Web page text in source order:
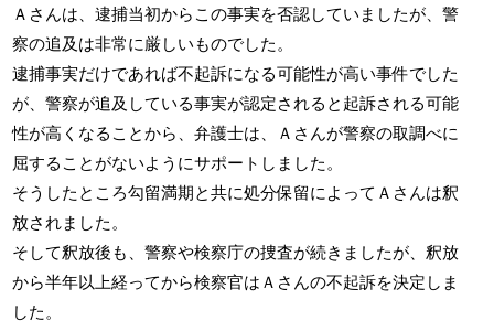
Ａさんは、逮捕当初からこの事実を否認していましたが、警
察の追及は非常に厳しいものでした。
逮捕事実だけであれば不起訴になる可能性が高い事件でした
が、警察が追及している事実が認定されると起訴される可能
性が高くなることから、弁護士は、Ａさんが警察の取調べに
屈することがないようにサポートしました。
そうしたところ勾留満期と共に処分保留によってＡさんは釈
放されました。
そして釈放後も、警察や検察庁の捜査が続きましたが、釈放
から半年以上経ってから検察官はＡさんの不起訴を決定しま
した。